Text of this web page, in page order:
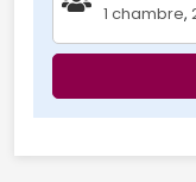
1 chambre,